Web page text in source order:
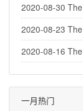
2020-08-30
2020-08-23
2020-08-16
一月热门